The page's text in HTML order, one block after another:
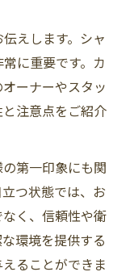
えします。シャ
に重要です。カ
ーナーやスタッ
注意点をご紹介
第一印象にも関
つ状態では、お
く、信頼性や衛
環境を提供する
ることができま